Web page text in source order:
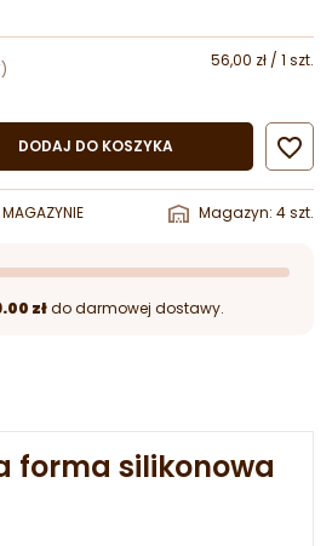
56,00 zł / 1 szt.
DODAJ DO KOSZYKA 
Magazyn: 4 szt.
złdo darmowej dostawy.
forma silikonowa